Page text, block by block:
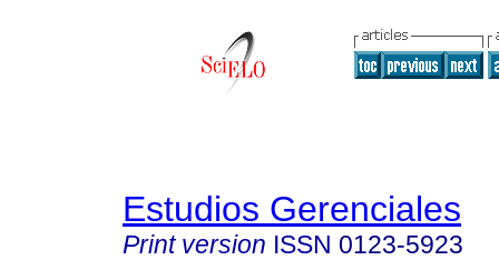
Estudios Gerenciales
Print version ISSN 0123-5923